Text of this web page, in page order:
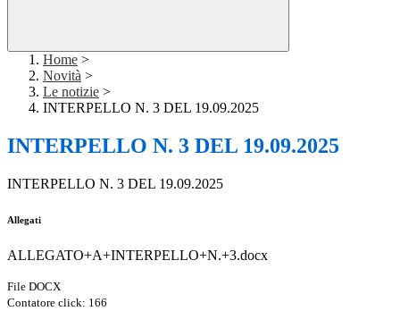
Home >
Novità >
Le notizie >
INTERPELLO N. 3 DEL 19.09.2025
INTERPELLO N. 3 DEL 19.09.2025
INTERPELLO N. 3 DEL 19.09.2025
Allegati
ALLEGATO+A+INTERPELLO+N.+3.docx
File DOCX
Contatore click: 166